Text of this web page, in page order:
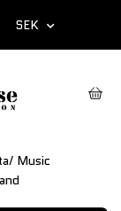
SEK
Music